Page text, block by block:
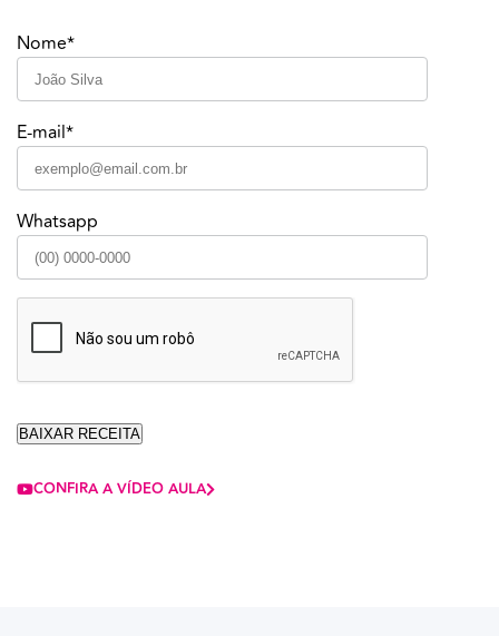
Nome*
E-mail*
Whatsapp
CONFIRA A VÍDEO AULA